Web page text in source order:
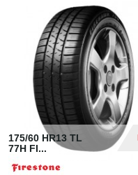
175/60 HR13 TL
77H FI...